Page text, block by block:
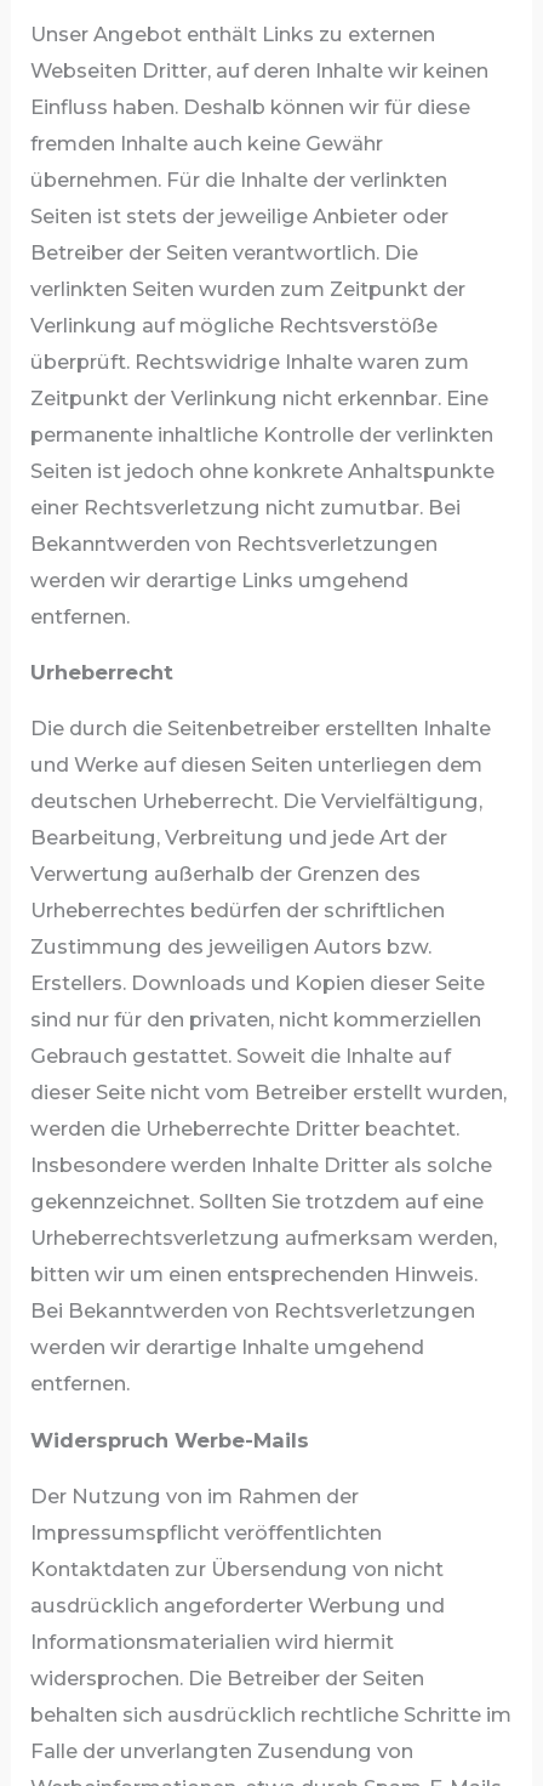
Unser Angebot enthält Links zu externen
Webseiten Dritter, auf deren Inhalte wir keinen
Einfluss haben. Deshalb können wir für diese
fremden Inhalte auch keine Gewähr
übernehmen. Für die Inhalte der verlinkten
Seiten ist stets der jeweilige Anbieter oder
Betreiber der Seiten verantwortlich. Die
verlinkten Seiten wurden zum Zeitpunkt der
Verlinkung auf mögliche Rechtsverstöße
überprüft. Rechtswidrige Inhalte waren zum
Zeitpunkt der Verlinkung nicht erkennbar. Eine
permanente inhaltliche Kontrolle der verlinkten
Seiten ist jedoch ohne konkrete Anhaltspunkte
einer Rechtsverletzung nicht zumutbar. Bei
Bekanntwerden von Rechtsverletzungen
werden wir derartige Links umgehend
entfernen.
Urheberrecht
Die durch die Seitenbetreiber erstellten Inhalte
und Werke auf diesen Seiten unterliegen dem
deutschen Urheberrecht. Die Vervielfältigung,
Bearbeitung, Verbreitung und jede Art der
Verwertung außerhalb der Grenzen des
Urheberrechtes bedürfen der schriftlichen
Zustimmung des jeweiligen Autors bzw.
Erstellers. Downloads und Kopien dieser Seite
sind nur für den privaten, nicht kommerziellen
Gebrauch gestattet. Soweit die Inhalte auf
dieser Seite nicht vom Betreiber erstellt wurden,
werden die Urheberrechte Dritter beachtet.
Insbesondere werden Inhalte Dritter als solche
gekennzeichnet. Sollten Sie trotzdem auf eine
Urheberrechtsverletzung aufmerksam werden,
bitten wir um einen entsprechenden Hinweis.
Bei Bekanntwerden von Rechtsverletzungen
werden wir derartige Inhalte umgehend
entfernen.
Widerspruch Werbe-Mails
Der Nutzung von im Rahmen der
Impressumspflicht veröffentlichten
Kontaktdaten zur Übersendung von nicht
ausdrücklich angeforderter Werbung und
Informationsmaterialien wird hiermit
widersprochen. Die Betreiber der Seiten
behalten sich ausdrücklich rechtliche Schritte im
Falle der unverlangten Zusendung von